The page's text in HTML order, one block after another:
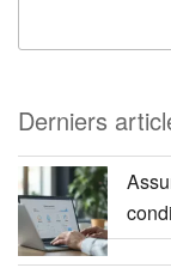
Derniers